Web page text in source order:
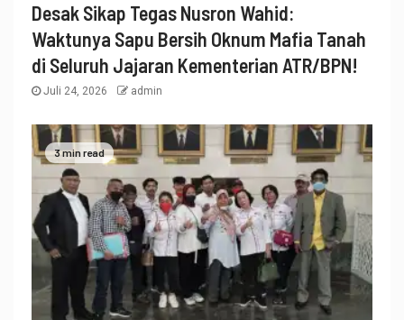
Desak Sikap Tegas Nusron Wahid:
Waktunya Sapu Bersih Oknum Mafia Tanah
di Seluruh Jajaran Kementerian ATR/BPN!
Juli 24, 2026 admin
3 min read